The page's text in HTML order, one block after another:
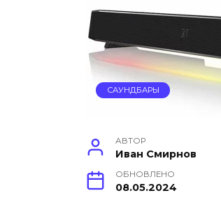
САУНДБАРЫ
АВТОР
Иван Смирнов
ОБНОВЛЕНО
08.05.2024